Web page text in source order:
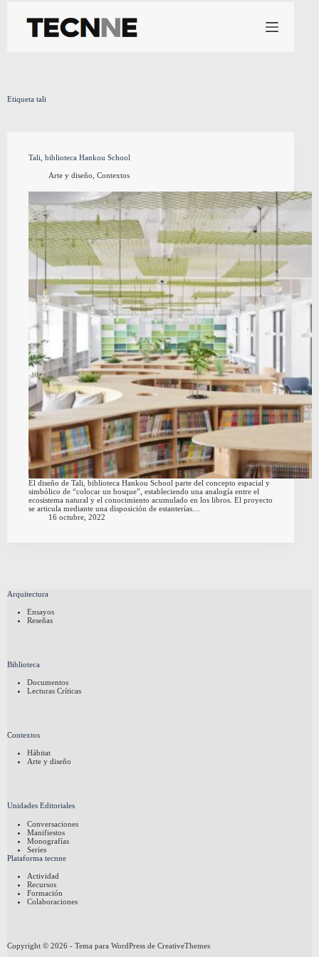
contenido
Etiqueta tali
Tali, biblioteca Hankou School
Arte y diseño Contextos
El diseño de Tali, biblioteca Hankou School parte del concepto espacial y
simbólico de “colocar un bosque”, estableciendo una analogía entre el
ecosistema natural y el conocimiento acumulado en los libros. El proyecto
se articula mediante una disposición de estanterías…
16 octubre, 2022
Arquitectura
Ensayos
Reseñas
Biblioteca
Documentos
Lecturas Críticas
Contextos
Hábitat
Arte y diseño
Unidades Editoriales
Conversaciones
Manifiestos
Monografías
Series
Plataforma tecnne
Actividad
Recursos
Formación
Colaboraciones
Copyright © 2026 - Tema para WordPress de CreativeThemes